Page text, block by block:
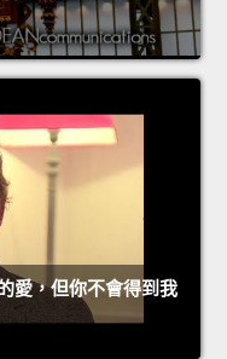
愛，但你不會得到我